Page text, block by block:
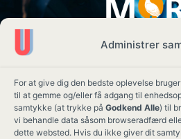
Administrer
For at give dig den bedste oplevelse
til at gemme og/eller få adgang til
samtykke (at trykke på Godkend Alle) til
vi behandle data såsom browseradfærd
dette websted. Hvis du ikke giver dit